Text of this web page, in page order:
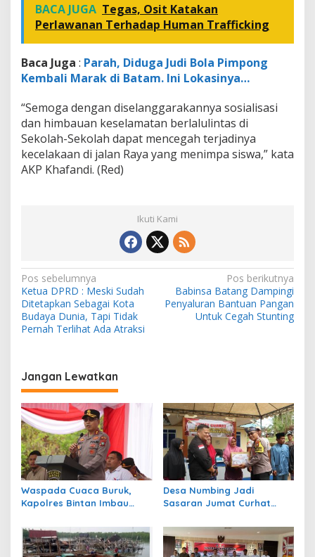
BACA JUGA Tegas, Osit Katakan
Perlawanan Terhadap Human Trafficking
Baca Juga : Parah, Diduga Judi Bola Pimpong
Kembali Marak di Batam. Ini Lokasinya…
“Semoga dengan diselanggarakannya sosialisasi
dan himbauan keselamatan berlalulintas di
Sekolah-Sekolah dapat mencegah terjadinya
kecelakaan di jalan Raya yang menimpa siswa,” kata
AKP Khafandi. (Red)
Ikuti Kami
N
a
v
i
a
s
i
p
o
s
Pos sebelumnya
Ketua DPRD : Meski Sudah
Ditetapkan Sebagai Kota
Budaya Dunia, Tapi Tidak
Pernah Terlihat Ada Atraksi
Pos berikutnya
Babinsa Batang Dampingi
Penyaluran Bantuan Pangan
Untuk Cegah Stunting
Jangan Lewatkan
Waspada Cuaca Buruk,
Kapolres Bintan Imbau
Desa Numbing Jadi
Sasaran Jumat Curhat
Aspirasi Warga dan
Bagikan Sembako